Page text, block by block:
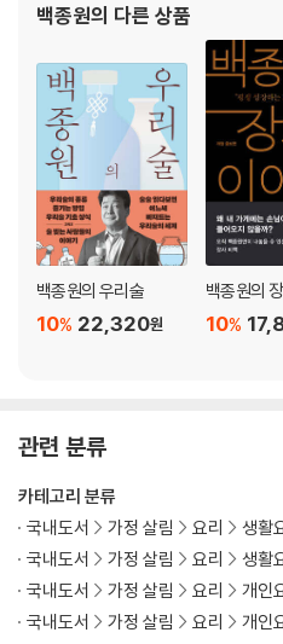
새우젓볶음밥
·국수·우동류
두부콩국수
파기름볶음면
냉우동
참깨비빔우동
카레우동
우볶이
혼밥족을 위한 만능양념2 동남아식매
2장_ 혼자서도 우아하게, 알뜰한 빵 요
칼로리폭탄토스트
홍콩식프렌치토스트
빵푸딩
커스터드달걀빵
노오븐컵빵
늘도 사람들이 좀 더 쉽고
백종원의 다른 상품
백종원의 우리술
22,320원
10%
백종원의
10%
관련 분류
카테고리 분류
국내도서
가정 살림 요리 생활
국내도서
가정 살림 요리 생활
국내도서
가정 살림 요리 개인
국내도서
가정 살림 요리 개인